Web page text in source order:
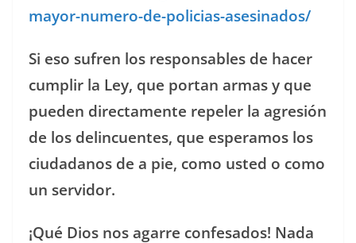
mayor-numero-de-policias-asesinados/
Si eso sufren los responsables de hacer
cumplir la Ley, que portan armas y que
pueden directamente repeler la agresión
de los delincuentes, que esperamos los
ciudadanos de a pie, como usted o como
un servidor.
¡Qué Dios nos agarre confesados! Nada